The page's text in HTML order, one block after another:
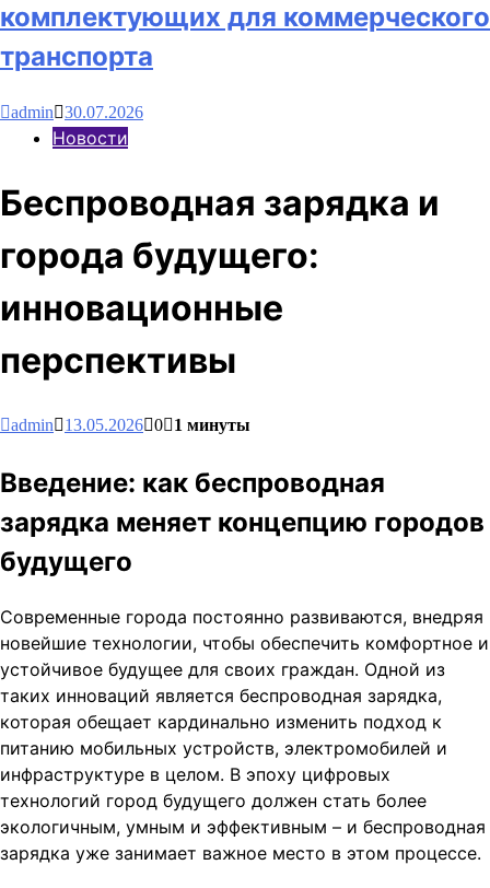
комплектующих для коммерческого
транспорта
admin 30.07.2026
Новости
Беспроводная зарядка и
города будущего:
инновационные
перспективы
admin 13.05.2026 0 1 минуты
Введение: как беспроводная
зарядка меняет концепцию городов
будущего
Современные города постоянно развиваются, внедряя
новейшие технологии, чтобы обеспечить комфортное и
устойчивое будущее для своих граждан. Одной из
таких инноваций является беспроводная зарядка,
которая обещает кардинально изменить подход к
питанию мобильных устройств, электромобилей и
инфраструктуре в целом. В эпоху цифровых
технологий город будущего должен стать более
экологичным, умным и эффективным – и беспроводная
зарядка уже занимает важное место в этом процессе.